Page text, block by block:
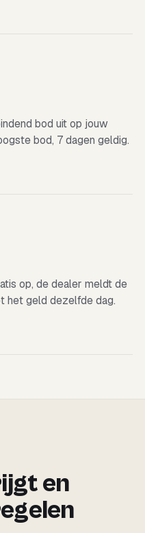
bod uit op jouw
bod, 7 dagen geldig.
op, de dealer meldt de
het geld dezelfde dag.
en